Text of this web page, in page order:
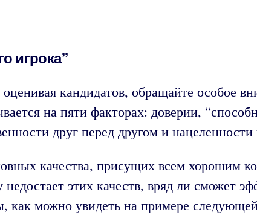
игрока”
кандидатов, обращайте особое
на пяти факторах: доверии,
друг перед другом и нацеленности
качества, присущих всем хорошим
этих качеств, вряд ли сможет
как можно увидеть на примере